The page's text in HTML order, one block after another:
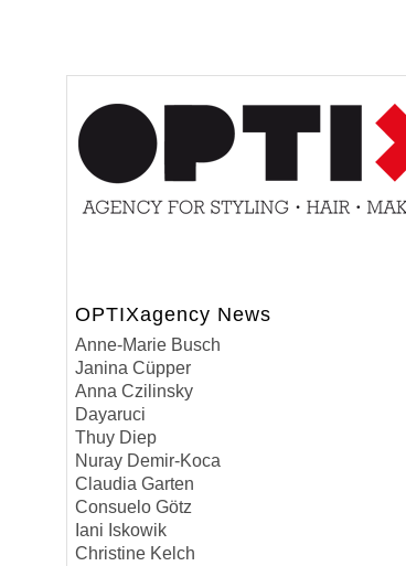
OPTIXagency News
Anne-Marie Busch
Janina Cüpper
Anna Czilinsky
Dayaruci
Thuy Diep
Nuray Demir-Koca
Claudia Garten
Consuelo Götz
Iani Iskowik
Christine Kelch